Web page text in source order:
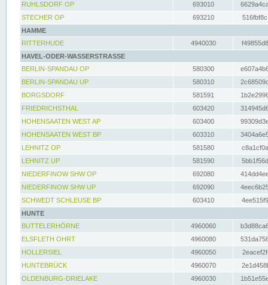
RUHLSDORF OP
693010
STECHER OP
693210
HAMME
RITTERHUDE
4940030
HAVEL-ODER-WASSERSTRASSE
BERLIN-SPANDAU OP
580300
BERLIN-SPANDAU UP
580310
BORGSDORF
581591
FRIEDRICHSTHAL
603420
HOHENSAATEN WEST AP
603400
HOHENSAATEN WEST BP
603310
LEHNITZ OP
581580
LEHNITZ UP
581590
NIEDERFINOW SHW OP
692080
NIEDERFINOW SHW UP
692090
SCHWEDT SCHLEUSE BP
603410
HUNTE
BUTTELERHÖRNE
4960060
ELSFLETH OHRT
4960080
HOLLERSIEL
4960050
HUNTEBRÜCK
4960070
OLDENBURG-DRIELAKE
4960030